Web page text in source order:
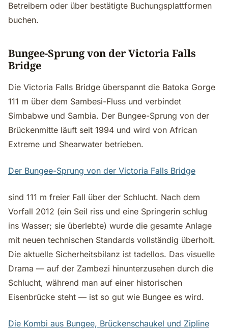
Betreibern oder über bestätigte Buchungsplattformen
buchen.
Bungee-Sprung von der Victoria Falls
Bridge
Die Victoria Falls Bridge überspannt die Batoka Gorge
111 m über dem Sambesi-Fluss und verbindet
Simbabwe und Sambia. Der Bungee-Sprung von der
Brückenmitte läuft seit 1994 und wird von African
Extreme und Shearwater betrieben.
Der Bungee-Sprung von der Victoria Falls Bridge
sind 111 m freier Fall über der Schlucht. Nach dem
Vorfall 2012 (ein Seil riss und eine Springerin schlug
ins Wasser; sie überlebte) wurde die gesamte Anlage
mit neuen technischen Standards vollständig überholt.
Die aktuelle Sicherheitsbilanz ist tadellos. Das visuelle
Drama — auf der Zambezi hinunterzusehen durch die
Schlucht, während man auf einer historischen
Eisenbrücke steht — ist so gut wie Bungee es wird.
Die Kombi aus Bungee, Brückenschaukel und Zipline